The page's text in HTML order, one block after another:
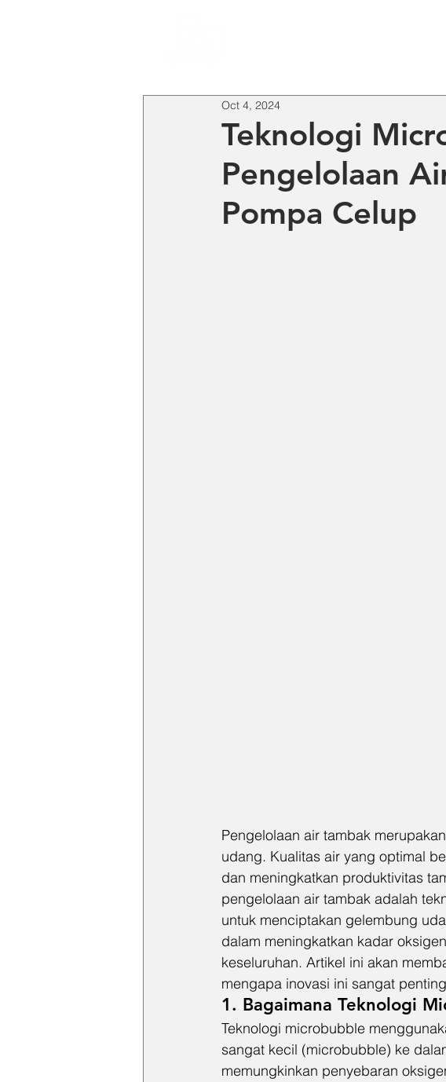
Teknologi
Pengelolaan
Pompa Celup
Oct 4, 2024
Pengelolaan air tambak
udang. Kualitas air yang optimal
dan meningkatkan produktivitas
pengelolaan air tambak adalah
untuk menciptakan gelembung
dalam meningkatkan kadar
keseluruhan. Artikel ini akan
mengapa inovasi ini sangat
1. Bagaimana Teknologi
Teknologi microbubble
sangat kecil (microbubble) ke
memungkinkan penyebaran